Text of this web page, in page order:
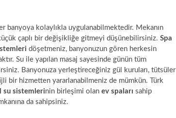
banyoya kolaylıkla uygulanabilmektedir. Mekanın
çaplı bir değişikliğe gitmeyi düşünebilirsiniz. Spa
döşetmeniz, banyonuzun gören herkesin
Su ile yapılan masaj sayesinde günün tüm
Banyonuza yerleştireceğiniz gül kuruları, tütsüler
bir hizmetten yararlanabilmeniz de mümkün. Türk
su sistemlerinin birleşimi olan ev spaları sahip
da sahipsiniz.